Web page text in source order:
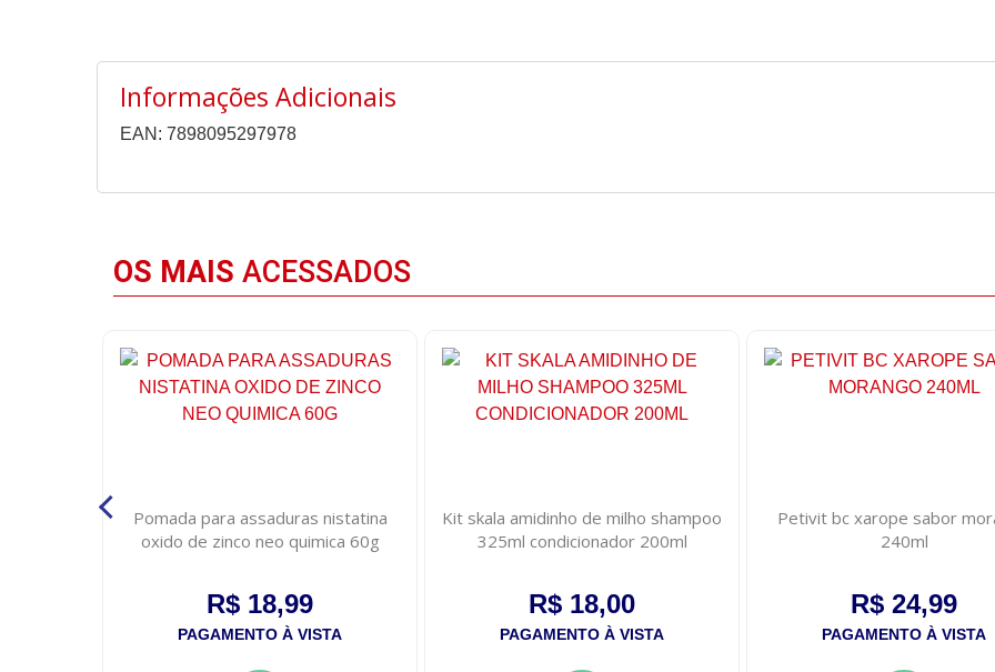
Informações Adicionais
EAN: 7898095297978
OS MAIS ACESSADOS
Pomada para assaduras nistatina
oxido de zinco neo quimica 60g
R$ 18,99
PAGAMENTO À VISTA
Kit skala amidinho de milho shampoo
325ml condicionador 200ml
R$ 18,00
PAGAMENTO À VISTA
Petivit bc xarope sabor
240ml
R$ 24,99
PAGAMENTO À VISTA